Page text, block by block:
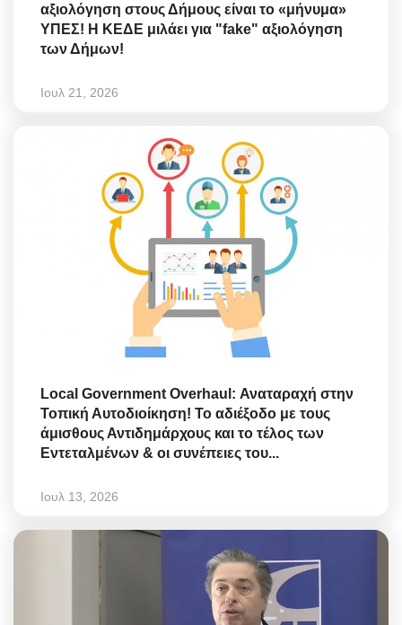
αξιολόγηση στους Δήμους είναι το «μήνυμα»
ΥΠΕΣ! Η ΚΕΔΕ μιλάει για "fake" αξιολόγηση
των Δήμων!
Ιουλ 21, 2026
Local Government Overhaul: Αναταραχή στην
Τοπική Αυτοδιοίκηση! Το αδιέξοδο με τους
άμισθους Αντιδημάρχους και το τέλος των
Εντεταλμένων & οι συνέπειες του...
Ιουλ 13, 2026